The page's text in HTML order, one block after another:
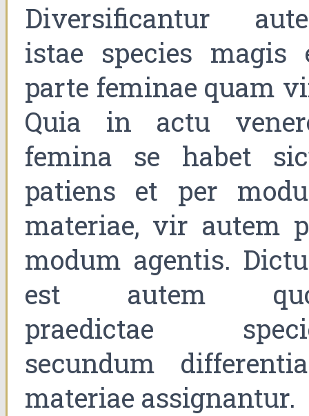
Diversificantur
istae species magis
parte feminae quam
Quia in actu
femina se habet
patiens et per
materiae, vir autem
modum agentis.
est autem
praedictae
secundum
materiae assignantur.